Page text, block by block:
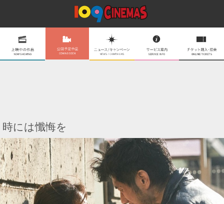
時には懺悔を